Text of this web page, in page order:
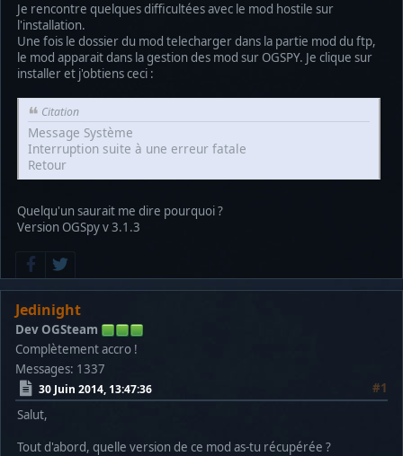
Je rencontre quelques difficultées avec le mod hostile sur
l'installation.
Une fois le dossier du mod telecharger dans la partie mod du ftp,
le mod apparait dans la gestion des mod sur OGSPY. Je clique sur
installer et j'obtiens ceci :
Citation
Message Système
Interruption suite à une erreur fatale
Retour
Quelqu'un saurait me dire pourquoi ?
Version OGSpy v 3.1.3
Jedinight
Dev OGSteam
Complètement accro !
Messages: 1337
30 Juin 2014, 13:47:36
#1
Salut,
Tout d'abord, quelle version de ce mod as-tu récupérée ?